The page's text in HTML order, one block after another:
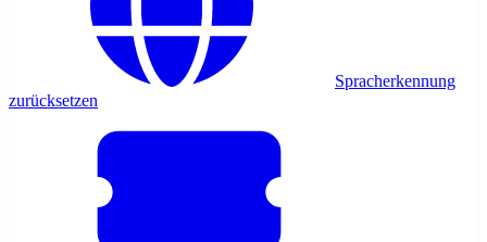
Spracherkennung
zurücksetzen